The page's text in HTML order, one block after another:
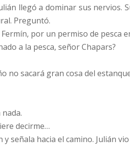
llegó a dominar sus
Preguntó.
por un permiso de pesca
a la pesca, señor Chapars?
no sacará gran cosa del
decirme…
señala hacia el camino. Julián